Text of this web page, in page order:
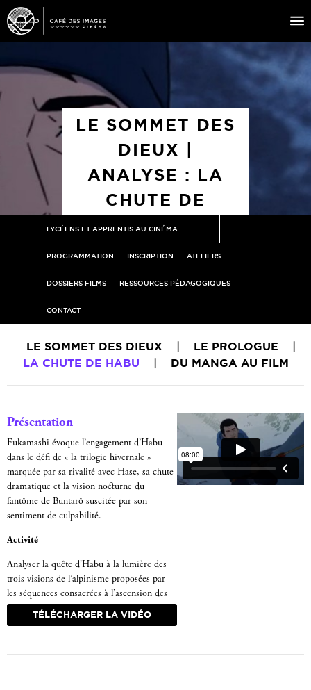
À L’AFFICHE
ÉVÉNEMENTS
ÉDUCATION AUX IMAGES
LE SOMMET DES
DIEUX |
ANALYSE : LA
CHUTE DE
HABU
LYCÉENS ET APPRENTIS AU CINÉMA
PROGRAMMATION INSCRIPTION ATELIERS
DOSSIERS FILMS RESSOURCES PÉDAGOGIQUES
CONTACT
LE SOMMET DES DIEUX | LE PROLOGUE
|
LA CHUTE DE HABU
| DU MANGA AU FILM
Présentation
Fukamashi évoque l’engagement d’Habu
dans le défi de « la trilogie hivernale »
marquée par sa rivalité avec Hase, sa chute
dramatique et la vision nocturne du
fantôme de Buntarô suscitée par son
sentiment de culpabilité.
Activité
Analyser la quête d’Habu à la lumière des
trois visions de l’alpinisme proposées par
les séquences consacrées à l’ascension des
Alpes.
TÉLÉCHARGER LA VIDÉO